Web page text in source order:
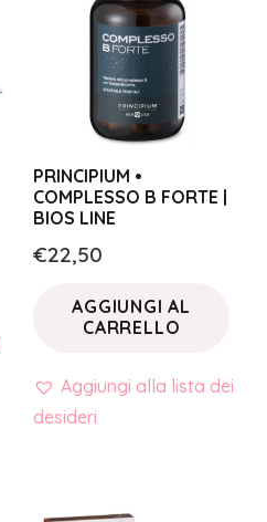
PRINCIPIUM •
COMPLESSO B FORTE |
BIOS LINE
€22,50
AGGIUNGI AL
CARRELLO
Aggiungi alla lista dei
desideri